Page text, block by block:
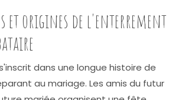
et origines de l'enterrement
dans une longue histoire de
au mariage. Les amis du futur